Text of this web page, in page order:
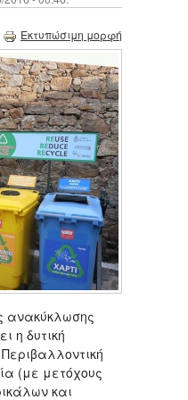
Εκτυπώσιμη μορφή
ανακύκλωσης
η δυτική
(με μετόχους
και